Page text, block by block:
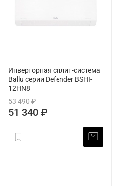
Инверторная сплит-система
Ballu серии Defender BSHI-
12HN8
53 490 ₽
51 340 ₽